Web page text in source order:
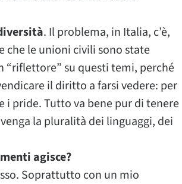
. Il problema, in Italia, c’è,
che le unioni civili sono state
“riflettore” su questi temi, perché
il diritto a farsi vedere: per
i pride. Tutto va bene pur di tenere
la pluralità dei linguaggi, dei
agisce?
Soprattutto con un mio